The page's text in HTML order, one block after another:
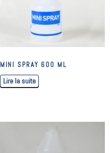
MINI SPRAY 600 ML
Lire la suite